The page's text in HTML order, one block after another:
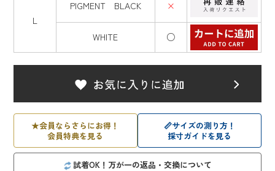
L
PIGMENT BLACK ×
WHITE ○
★会員ならさらにお得！
会員特典を見る
📏サイズの測り方！
採寸ガイドを見る
試着OK！万が一の返品・交換について